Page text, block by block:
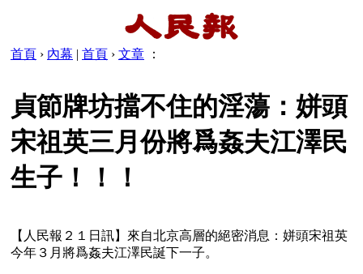
首頁 › 內幕 | 首頁 › 文章 ：
貞節牌坊擋不住的淫蕩：姘頭
宋祖英三月份將爲姦夫江澤民
生子！！！
【人民報２１日訊】來自北京高層的絕密消息：姘頭宋祖英
今年３月將爲姦夫江澤民誕下一子。